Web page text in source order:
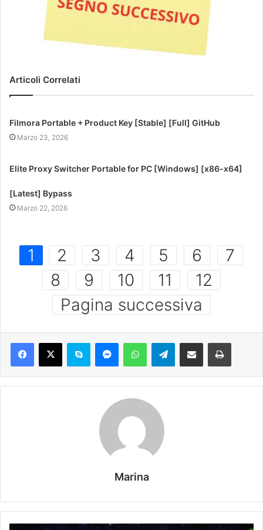
Articoli Correlati
Filmora Portable + Product Key [Stable] [Full] GitHub
Marzo 23, 2026
Elite Proxy Switcher Portable for PC [Windows] [x86-x64]
[Latest] Bypass
Marzo 22, 2026
1 2 3 4 5 6
7
8
9 10 11
12
Pagina successiva
Marina